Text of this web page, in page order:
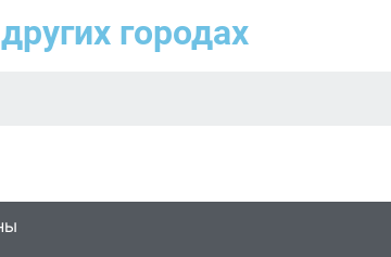
городах